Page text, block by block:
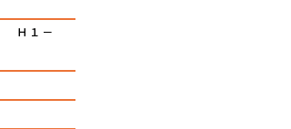
Ｈ １ －